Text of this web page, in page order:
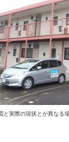
と実際の現状とが異なる